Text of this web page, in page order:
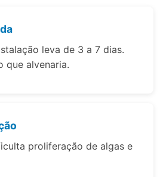
leva de 3 a 7 dias.
que alvenaria.
proliferação de algas e